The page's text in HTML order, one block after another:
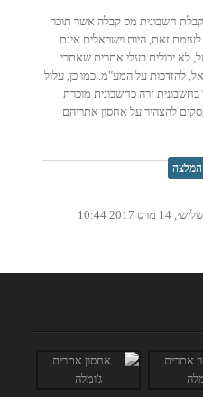
חשבונית מס קבלה אשר תוכר
זאת, היות וישראלים אינם
לא יכולים בעלי אתרים שאתרי
להזדכות על המע"מ. כמו כן, עלול
זרה כחשבונית מוכרת
להצהיר על אחסון אתריהם
המלצה
2017 10:44